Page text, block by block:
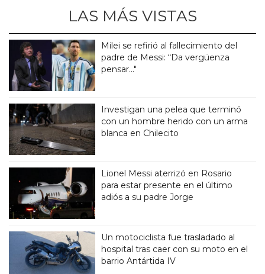
LAS MÁS VISTAS
Milei se refirió al fallecimiento del
padre de Messi: “Da vergüenza
pensar..."
Investigan una pelea que terminó
con un hombre herido con un arma
blanca en Chilecito
Lionel Messi aterrizó en Rosario
para estar presente en el último
adiós a su padre Jorge
Un motociclista fue trasladado al
hospital tras caer con su moto en el
barrio Antártida IV